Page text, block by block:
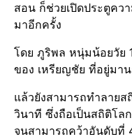
สอน ก็ช่วยเปิดประตูคว
มาอีกครั้ง
โดย ภูริพล หนุ่มน้อยวัย
ของ เหรียญชัย ที่อยู่มา
แล้วยังสามารถทำลายส
วินาที ซึ่งถือเป็นสถิติโล
จนสามารถคว้าอันดับ​ที่